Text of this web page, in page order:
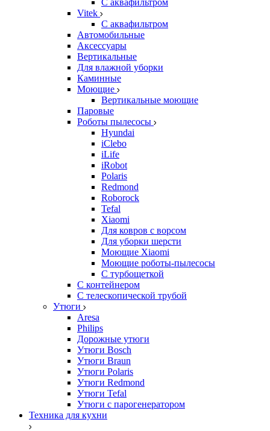
С аквафильтром
Vitek
С аквафильтром
Автомобильные
Аксессуары
Вертикальные
Для влажной уборки
Каминные
Моющие
Вертикальные моющие
Паровые
Роботы пылесосы
Hyundai
iClebo
iLife
iRobot
Polaris
Redmond
Roborock
Tefal
Xiaomi
Для ковров с ворсом
Для уборки шерсти
Моющие Xiaomi
Моющие роботы-пылесосы
С турбощеткой
С контейнером
С телескопической трубой
Утюги
Aresa
Philips
Дорожные утюги
Утюги Bosch
Утюги Braun
Утюги Polaris
Утюги Redmond
Утюги Tefal
Утюги с парогенератором
Техника для кухни